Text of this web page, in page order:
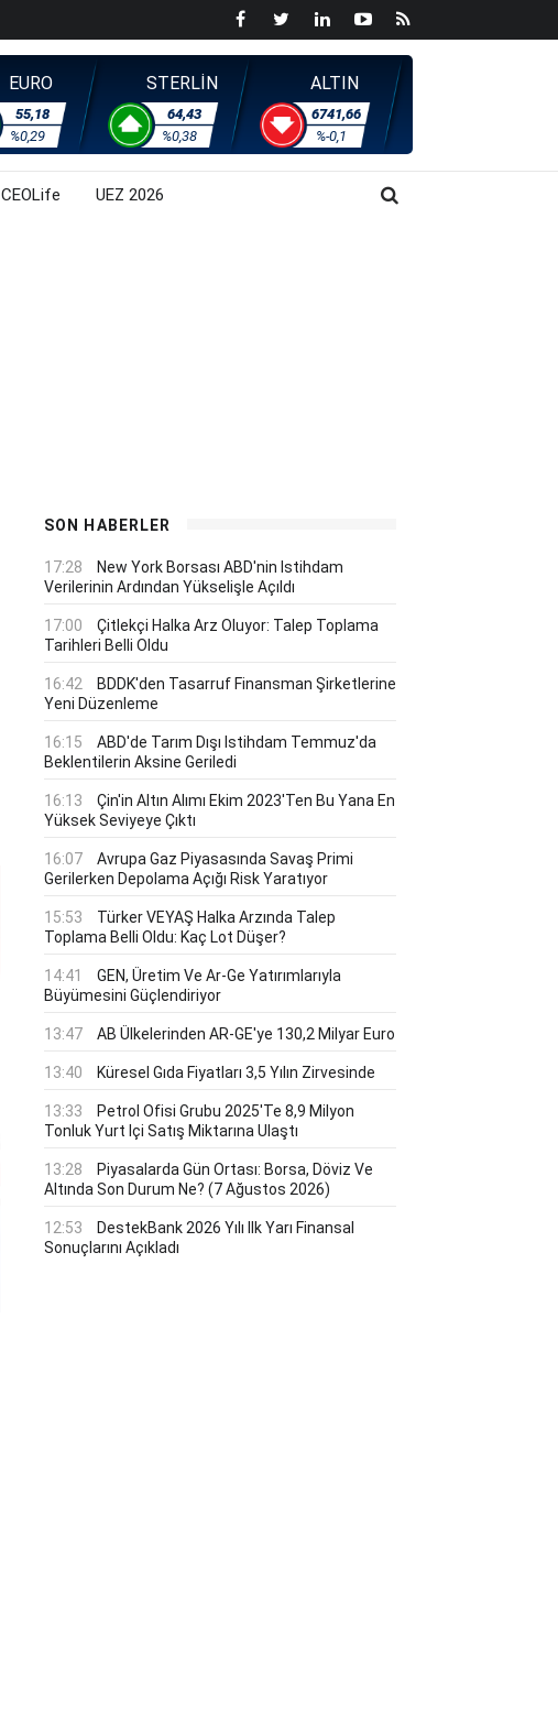
EURO
55,18
%0,29
STERLİN
64,43
%0,38
ALTIN
6741,66
%-0,1
CEOLife UEZ 2026
SON HABERLER
17:28
New York Borsası ABD'nin Istihdam
Verilerinin Ardından Yükselişle Açıldı
17:00
Çitlekçi Halka Arz Oluyor: Talep Toplama
Tarihleri Belli Oldu
16:42
BDDK'den Tasarruf Finansman Şirketlerine
Yeni Düzenleme
16:15
ABD'de Tarım Dışı Istihdam Temmuz'da
Beklentilerin Aksine Geriledi
16:13
Çin'in Altın Alımı Ekim 2023'ten Bu Yana En
Yüksek Seviyeye Çıktı
16:07
Avrupa Gaz Piyasasında Savaş Primi
Gerilerken Depolama Açığı Risk Yaratıyor
15:53
Türker VEYAŞ Halka Arzında Talep
Toplama Belli Oldu: Kaç Lot Düşer?
14:41
GEN, Üretim Ve Ar-Ge Yatırımlarıyla
Büyümesini Güçlendiriyor
13:47 AB Ülkelerinden AR-GE'ye 130,2 Milyar Euro
13:40 Küresel Gıda Fiyatları 3,5 Yılın Zirvesinde
13:33
Petrol Ofisi Grubu 2025'te 8,9 Milyon
Tonluk Yurt Içi Satış Miktarına Ulaştı
13:28
Piyasalarda Gün Ortası: Borsa, Döviz Ve
Altında Son Durum Ne? (7 Ağustos 2026)
12:53
DestekBank 2026 Yılı Ilk Yarı Finansal
Sonuçlarını Açıkladı